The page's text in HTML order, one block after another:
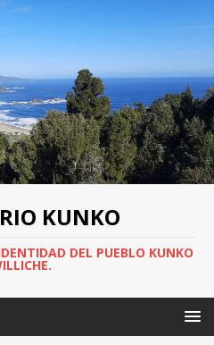
KUNKO
DEL PUEBLO KUNKO